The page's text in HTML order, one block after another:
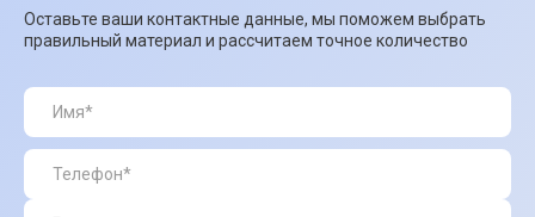
Оставьте ваши контактные данные, мы поможем выбрать
правильный материал и рассчитаем точное количество